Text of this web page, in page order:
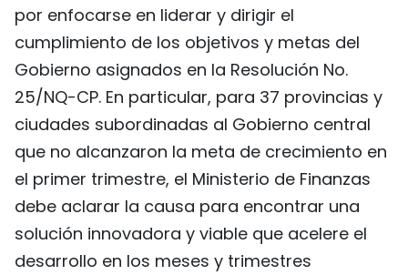
por enfocarse en liderar y dirigir el
cumplimiento de los objetivos y metas del
Gobierno asignados en la Resolución No.
25/NQ-CP. En particular, para 37 provincias y
ciudades subordinadas al Gobierno central
que no alcanzaron la meta de crecimiento en
el primer trimestre, el Ministerio de Finanzas
debe aclarar la causa para encontrar una
solución innovadora y viable que acelere el
desarrollo en los meses y trimestres